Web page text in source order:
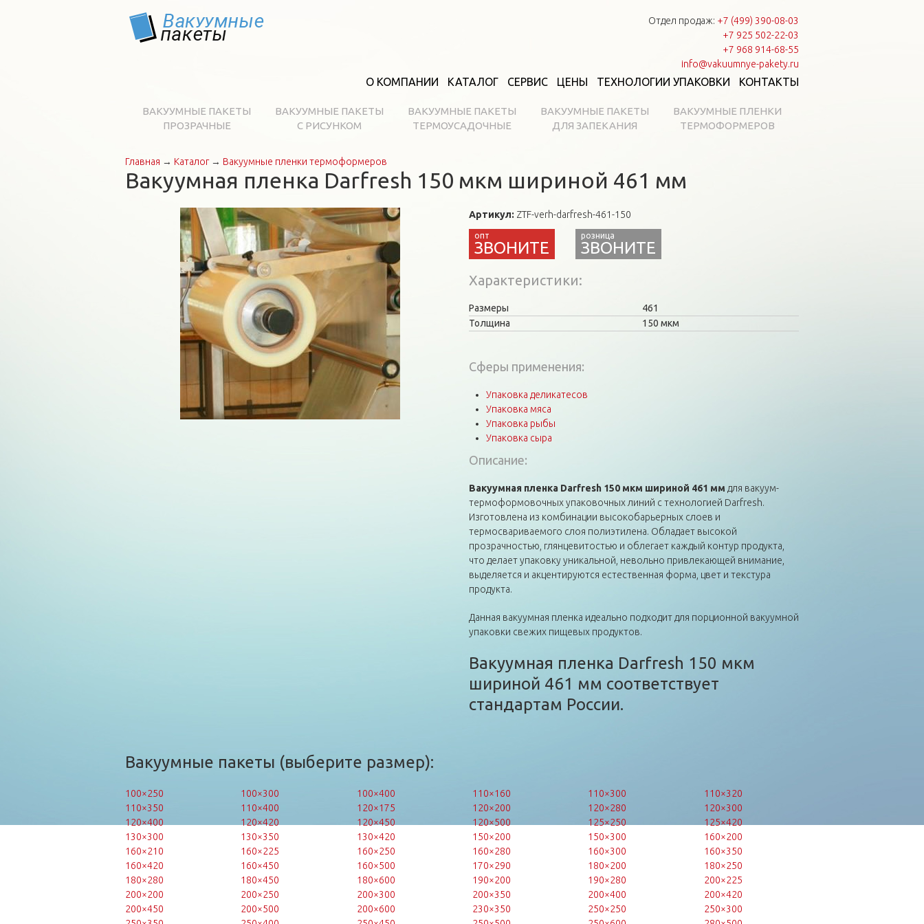
Отдел продаж: +7 (499) 390-08-03
+7 925 502-22-03
+7 968 914-68-55
info@vakuumnye-pakety.ru
О КОМПАНИИ КАТАЛОГ СЕРВИС ЦЕНЫ ТЕХНОЛОГИИ УПАКОВКИ КОНТАКТЫ
ВАКУУМНЫЕ ПАКЕТЫ
ПРОЗРАЧНЫЕ
ВАКУУМНЫЕ ПАКЕТЫ
С РИСУНКОМ
ВАКУУМНЫЕ ПАКЕТЫ
ТЕРМОУСАДОЧНЫЕ
ВАКУУМНЫЕ ПАКЕТЫ
ДЛЯ ЗАПЕКАНИЯ
ВАКУУМНЫЕ ПЛЕНКИ
ТЕРМОФОРМЕРОВ
Вы здесь
Главная → Каталог→ Вакуумные пленки термоформеров
Вакуумная пленка Darfresh 150 мкм шириной 461 мм
Артикул: ZTF-verh-darfresh-461-150
ЗВОНИТЕ
Характеристики
Размеры
461
Толщина
150 мкм
Сферы применения:
Упаковка деликатесов
Упаковка мяса
Упаковка рыбы
Упаковка сыра
Описание:
Вакуумная пленка Darfresh 150 мкм шириной 461 мм для вакуум-
термоформовочных упаковочных линий с технологией Darfresh.
Изготовлена из комбинации высокобарьерных слоев и
термосвариваемого слоя полиэтилена. Обладает высокой
прозрачностью, глянцевитостью и облегает каждый контур продукта,
что делает упаковку уникальной, невольно привлекающей внимание,
выделяется и акцентируются естественная форма, цвет и текстура
продукта.
Данная вакуумная пленка идеально подходит для порционной вакуумной
упаковки свежих пищевых продуктов.
Вакуумная пленка Darfresh 150 мкм
шириной 461 мм соответствует
стандартам России.
Вакуумные пакеты (выберите размер):
100×250 100×300 100×400 110×160 110×300
110×320
110×350
110×400 120×175 120×200 120×280
120×300
120×400
120×420 120×450 120×500 125×250
125×420
130×300
130×350 130×420 150×200 150×300
160×200
160×210
160×225 160×250 160×280 160×300
160×350
160×420
160×450 160×500 170×290 180×200
180×250
180×280
180×450 180×600 190×200 190×280
200×225
200×200
200×250 200×300 200×350 200×400
200×420
200×450
200×500 200×600 230×350 250×250
250×300